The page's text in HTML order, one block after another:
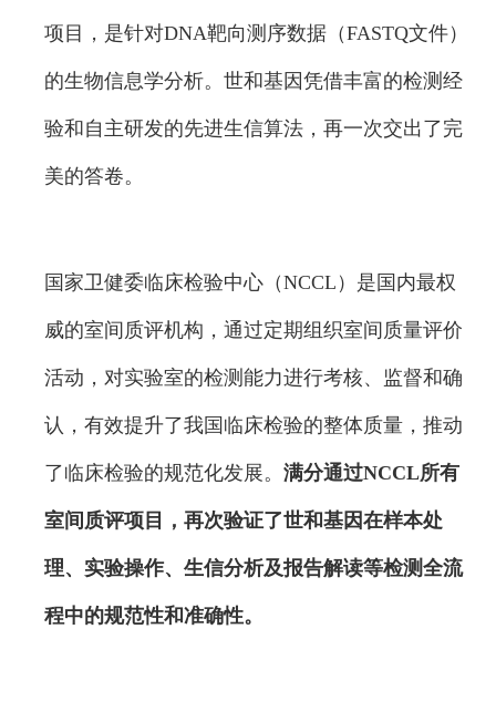
项目，是针对DNA靶向测序数据（FASTQ文件）
的生物信息学分析。世和基因凭借丰富的检测经
验和自主研发的先进生信算法，再一次交出了完
美的答卷。
国家卫健委临床检验中心（NCCL）是国内最权
威的室间质评机构，通过定期组织室间质量评价
活动，对实验室的检测能力进行考核、监督和确
认，有效提升了我国临床检验的整体质量，推动
了临床检验的规范化发展。 满分通过NCCL所有
室间质评项目，再次验证了世和基因在样本处
理、实验操作、生信分析及报告解读等检测全流
程中的规范性和准确性。